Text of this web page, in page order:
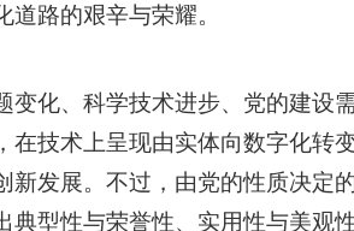
路的艰辛与荣耀。
化、科学技术进步、党的建设
技术上呈现由实体向数字化转
发展。不过，由党的性质决定
型性与荣誉性、实用性与美观